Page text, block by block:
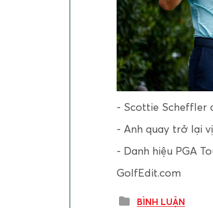
- Scottie Scheffler
- Anh quay trở lại
- Danh hiệu PGA
GolfEdit.com
BÌNH LUẬN